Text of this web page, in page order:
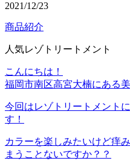
2021/12/23
商品紹介
人気レゾトリートメント
こんにちは！
福岡市南区高宮大楠にある
今回はレゾトリートメント
す！
カラーを楽しみたいけど痒
まうことないですか？？